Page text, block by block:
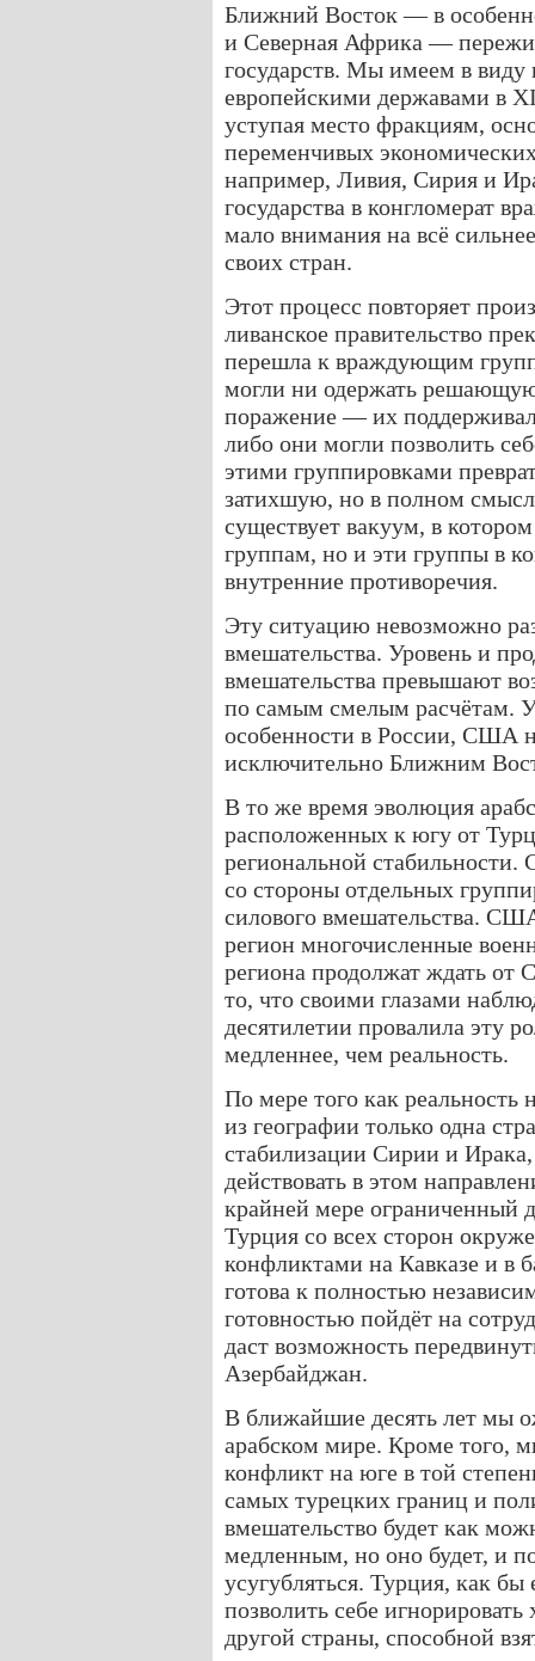
Ближний Восток — в
и Северная Африка —
государств. Мы имеем в виду
европейскими державами в
уступая место фракциям,
переменчивых
например, Ливия, Сирия и
государства в конгломерат
мало внимания на всё
своих стран.
Этот процесс повторяет
ливанское правительство
перешла к враждующим
могли ни одержать решающую
поражение — их
либо они могли позволить
этими группировками
затихшую, но в полном
существует вакуум, в
группам, но и эти группы в
внутренние противоречия.
Эту ситуацию невозможно
вмешательства. Уровень и
вмешательства превышают
по самым смелым расчётам.
особенности в России, США
исключительно Ближним
В то же время эволюция
расположенных к югу от
региональной стабильности.
со стороны отдельных
силового вмешательства.
регион многочисленные
региона продолжат ждать
то, что своими глазами
десятилетии провалила эту
медленнее, чем реальность.
По мере того как реальность
из географии только одна
стабилизации Сирии и
действовать в этом
крайней мере ограниченный
Турция со всех сторон
конфликтами на Кавказе и в
готова к полностью
готовностью пойдёт на
даст возможность
Азербайджан.
В ближайшие десять лет мы
арабском мире. Кроме того,
конфликт на юге в той
самых турецких границ и
вмешательство будет как
медленным, но оно будет, и
усугубляться. Турция, как
позволить себе
другой страны, способной